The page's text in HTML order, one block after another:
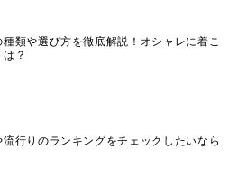
種類や選び方を徹底解説！オシャレに着こ
？
流行りのランキングをチェックしたいなら